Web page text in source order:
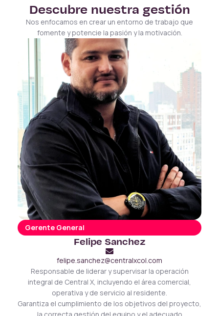
Descubre nuestra gestión
Nos enfocamos en crear un entorno de trabajo que
fomente y potencie la pasión y la motivación.
Gerente General
Felipe Sanchez
felipe.sanchez@centralxcol.com
Responsable de liderar y supervisar la operación
integral de Central X, incluyendo el área comercial,
operativa y de servicio al residente.
Garantiza el cumplimiento de los objetivos del proyecto,